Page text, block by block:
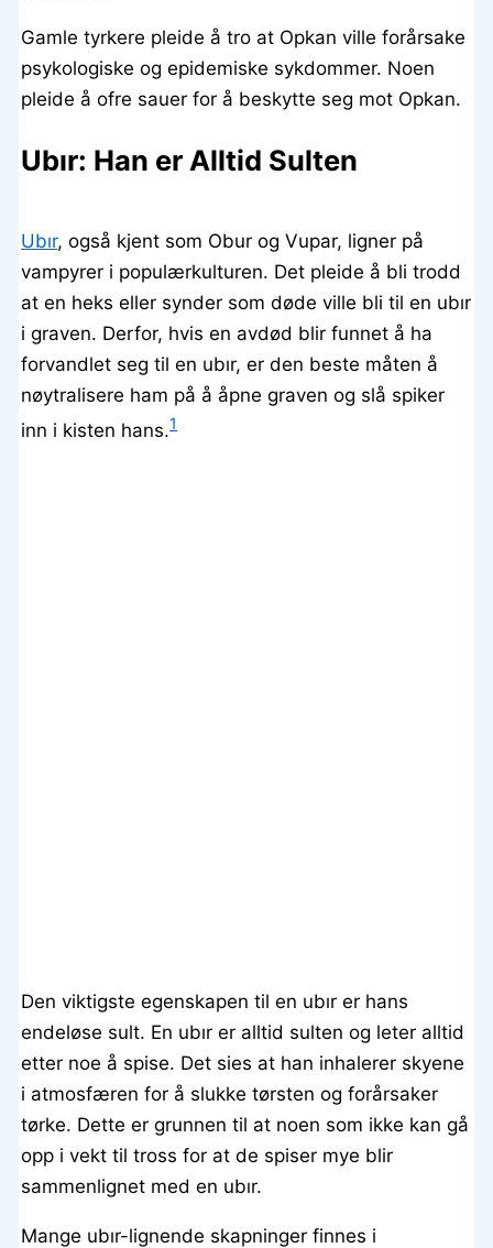
Gamle tyrkere pleide å tro at Opkan ville forårsake
psykologiske og epidemiske sykdommer. Noen
pleide å ofre sauer for å beskytte seg mot Opkan.
Ubır: Han er Alltid Sulten
Ubır, også kjent som Obur og Vupar, ligner på
vampyrer i populærkulturen. Det pleide å bli trodd
at en heks eller synder som døde ville bli til en ubır
i graven. Derfor, hvis en avdød blir funnet å ha
forvandlet seg til en ubır, er den beste måten å
nøytralisere ham på å åpne graven og slå spiker
inn i kisten hans.1
Den viktigste egenskapen til en ubır er hans
endeløse sult. En ubır er alltid sulten og leter alltid
etter noe å spise. Det sies at han inhalerer skyene
i atmosfæren for å slukke tørsten og forårsaker
tørke. Dette er grunnen til at noen som ikke kan gå
opp i vekt til tross for at de spiser mye blir
sammenlignet med en ubır.
Mange ubır-lignende skapninger finnes i